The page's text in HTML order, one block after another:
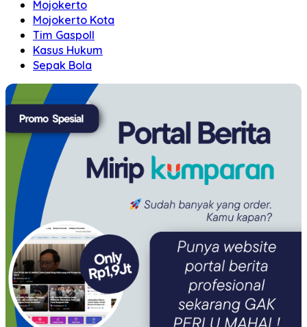
Mojokerto
Mojokerto Kota
Tim Gaspoll
Kasus Hukum
Sepak Bola